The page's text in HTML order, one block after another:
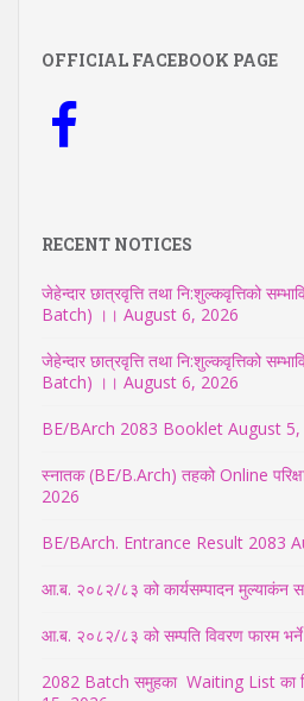
OFFICIAL FACEBOOK PAGE
RECENT NOTICES
जेहेन्दार छात्रवृत्ति तथा नि:शुल्कवृत्तिको
Batch) ।। August 6, 2026
जेहेन्दार छात्रवृत्ति तथा नि:शुल्कवृत्तिको
Batch) ।। August 6, 2026
BE/BArch 2083 Booklet August 5,
स्नातक (BE/B.Arch) तहको Online
2026
BE/BArch. Entrance Result 2083
आ.ब. २०८२/८३ को कार्यसम्पादन मुल्याकंन
आ.ब. २०८२/८३ को सम्पति विवरण फारम भर्ने
2082 Batch समुहका Waiting List का